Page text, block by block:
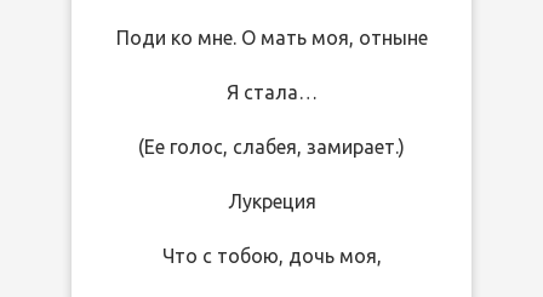
Поди ко мне. О мать моя, отныне
Я стала…
(Ее голос, слабея, замирает.)
Лукреция
Что с тобою, дочь моя,